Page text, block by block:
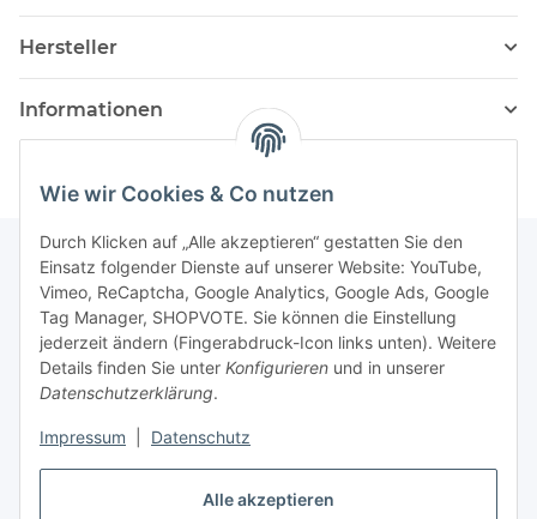
Alle akzeptieren
Wie wir Cookies & Co nutzen
Durch Klicken auf „Alle akzeptieren“ gestatten Sie den
Einsatz folgender Dienste auf unserer Website: YouTube,
Vimeo, ReCaptcha, Google Analytics, Google Ads, Google
Tag Manager, SHOPVOTE. Sie können die Einstellung
jederzeit ändern (Fingerabdruck-Icon links unten). Weitere
Details finden Sie unter Konfigurieren und in unserer
Datenschutzerklärung.
Impressum Datenschutz
Hersteller
Informationen
Newsletter Abonnieren
Bitte senden Sie mir entsprechend Ihrer
Datenschutzerklärungregelmäßig und jederzeit widerruflich
Informationen zu Ihrem Produktsortiment per E-Mail zu.
Abonnieren
Newsletter Abonnieren